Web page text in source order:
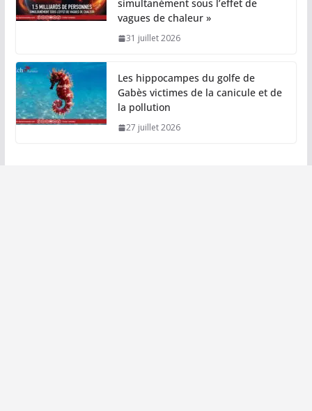
simultanément sous l’effet de
vagues de chaleur »
31 juillet 2026
Les hippocampes du golfe de
Gabès victimes de la canicule et de
la pollution
27 juillet 2026